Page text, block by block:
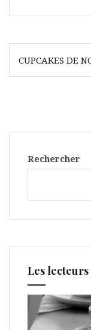
deCUPCAKES DE
Rechercher
Les